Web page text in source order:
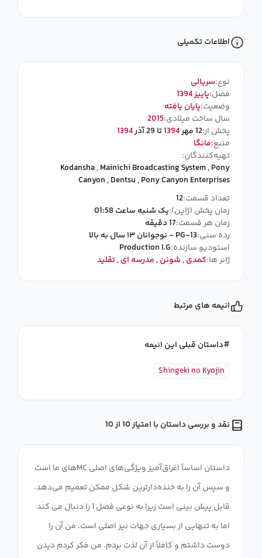
اطلاعات تکمیلی
نوع:سریالی
فصل:پاییز 1394
وضعیت:پایان یافته
سال ساخت میلادی:2015
پخش از:12 مهر 1394تا 29 آذر
1394
منبع:مانگا
تهیه‌کنندگان:
Kodansha,Mainichi Broadcasting System,Pony
Canyon,Dentsu,Pony Canyon Enterprises
تعداد قسمت:12
زمان پخش (ژاپن):یک شنبه ساعت 01:58
زمان هر قسمت:17 دقیقه
رده سنی:PG-13 - نوجوانان ۱۳ سال به بالا
استودیو سازنده:Production I.G
ژانر ها:کمدی,شونن,مدرسه ای,تقلید
انیمه های مرتبط
داستان قبلی این انیمه
Shingeki no Kyojin
نقد و بررسی داستان با امتیاز 10 از 10
داستان اساساً اغراق‌آمیز ویژگی‌های اصلی MC‌های ما است
و سپس آن را به خنده‌دارترین شکل ممکن تعمیم می‌دهد.
قابل پیش بینی است زیرا به نوعی فصل 1 را دنبال می کند
اما به تنهایی از بسیاری جهات نیز اصلی است. من آن را
دوست داشتم و کاملاً از آن لذت بردم. من فکر کردم دیدن